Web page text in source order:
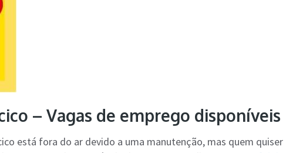
– Vagas de emprego disponíveis
está fora do ar devido a uma manutenção, mas quem quiser